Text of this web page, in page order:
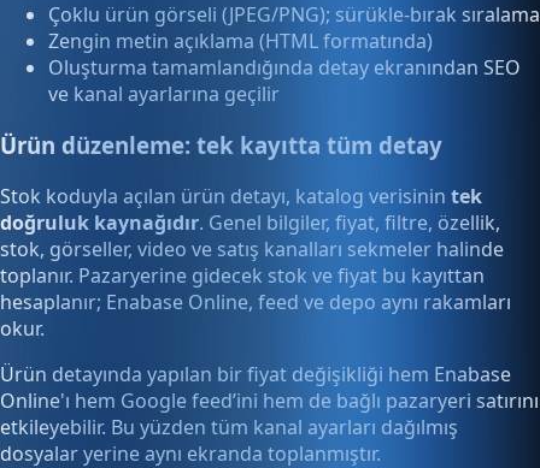
Çoklu ürün görseli (JPEG/PNG); sürükle-bırak sıralama
Zengin metin açıklama (HTML formatında)
Oluşturma tamamlandığında detay ekranından SEO
ve kanal ayarlarına geçilir
Ürün düzenleme: tek kayıtta tüm detay
Stok koduyla açılan ürün detayı, katalog verisinin tek
doğruluk kaynağıdır. Genel bilgiler, fiyat, filtre, özellik,
stok, görseller, video ve satış kanalları sekmeler halinde
toplanır. Pazaryerine gidecek stok ve fiyat bu kayıttan
hesaplanır; Enabase Online, feed ve depo aynı rakamları
okur.
Ürün detayında yapılan bir fiyat değişikliği hem Enabase
Online'ı hem Google feed’ini hem de bağlı pazaryeri satırını
etkileyebilir. Bu yüzden tüm kanal ayarları dağılmış
dosyalar yerine aynı ekranda toplanmıştır.